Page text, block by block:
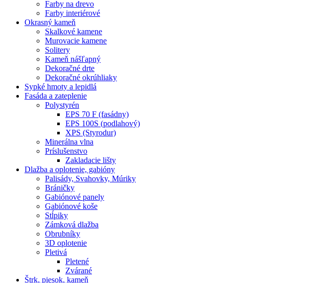
Farby na drevo
Farby interiérové
Okrasný kameň
Skalkové kamene
Murovacie kamene
Solitery
Kameň nášľapný
Dekoračné drte
Dekoračné okrúhliaky
Sypké hmoty a lepidlá
Fasáda a zateplenie
Polystyrén
EPS 70 F (fasádny)
EPS 100S (podlahový)
XPS (Styrodur)
Minerálna vlna
Príslušenstvo
Zakladacie lišty
Dlažba a oplotenie, gabióny
Palisády, Svahovky, Múriky
Bráničky
Gabiónové panely
Gabiónové koše
Stĺpiky
Zámková dlažba
Obrubníky
3D oplotenie
Pletivá
Pletené
Zvárané
Štrk, piesok, kameň